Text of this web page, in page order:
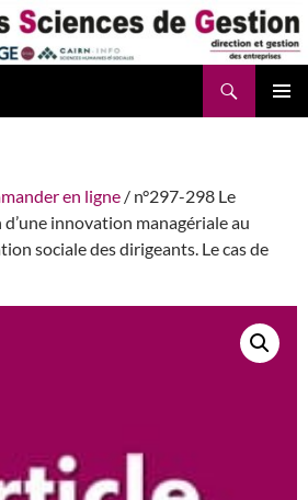
en ligne / n°297-298 Le
innovation managériale au
sociale des dirigeants. Le cas de